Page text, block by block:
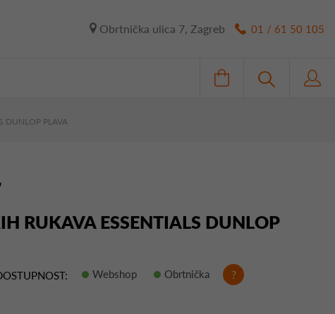
Obrtnička ulica 7, Zagreb 01 / 61 50 105
DUNLOP PLAVA
RUKAVA ESSENTIALS DUNLOP
Webshop Obrtnička ?